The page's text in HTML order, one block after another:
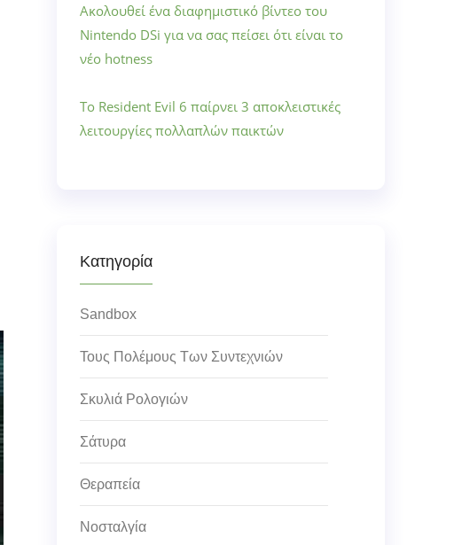
Ακολουθεί ένα διαφημιστικό βίντεο του
Nintendo DSi για να σας πείσει ότι είναι το
νέο hotness
Το Resident Evil 6 παίρνει 3 αποκλειστικές
λειτουργίες πολλαπλών παικτών
Κατηγορία
Sandbox
Τους Πολέμους Των Συντεχνιών
Σκυλιά Ρολογιών
Σάτυρα
Θεραπεία
Νοσταλγία